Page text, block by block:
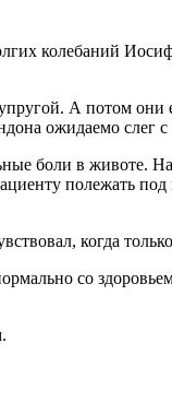
колебаний
А потом
ожидаемо слег
боли в животе.
полежать
когда
со